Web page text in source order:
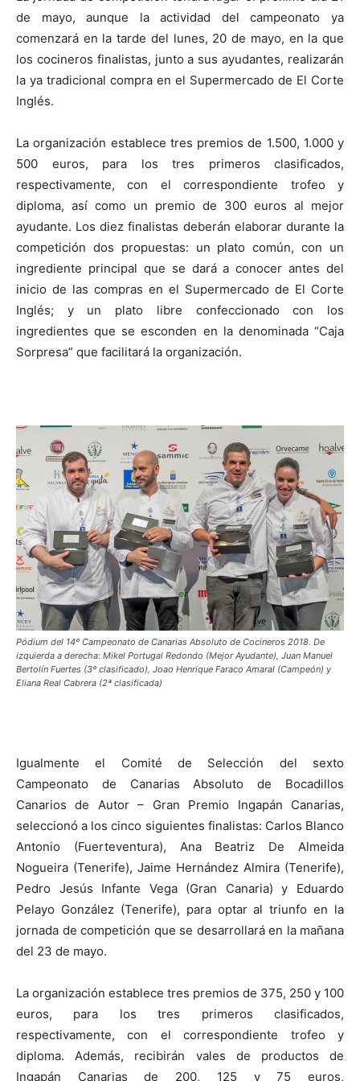
de mayo, aunque la actividad del campeonato ya
comenzará en la tarde del lunes, 20 de mayo, en la que
los cocineros finalistas, junto a sus ayudantes, realizarán
la ya tradicional compra en el Supermercado de El Corte
Inglés.
La organización establece tres premios de 1.500, 1.000 y
500 euros, para los tres primeros clasificados,
respectivamente, con el correspondiente trofeo y
diploma, así como un premio de 300 euros al mejor
ayudante. Los diez finalistas deberán elaborar durante la
competición dos propuestas: un plato común, con un
ingrediente principal que se dará a conocer antes del
inicio de las compras en el Supermercado de El Corte
Inglés; y un plato libre confeccionado con los
ingredientes que se esconden en la denominada “Caja
Sorpresa” que facilitará la organización.
Pódium del 14º Campeonato de Canarias Absoluto de Cocineros 2018. De
izquierda a derecha: Mikel Portugal Redondo (Mejor Ayudante), Juan Manuel
Bertolín Fuertes (3º clasificado), Joao Henrique Faraco Amaral (Campeón) y
Eliana Real Cabrera (2ª clasificada)
Igualmente el Comité de Selección del sexto
Campeonato de Canarias Absoluto de Bocadillos
Canarios de Autor – Gran Premio Ingapán Canarias,
seleccionó a los cinco siguientes finalistas: Carlos Blanco
Antonio (Fuerteventura), Ana Beatriz De Almeida
Nogueira (Tenerife), Jaime Hernández Almira (Tenerife),
Pedro Jesús Infante Vega (Gran Canaria) y Eduardo
Pelayo González (Tenerife), para optar al triunfo en la
jornada de competición que se desarrollará en la mañana
del 23 de mayo.
La organización establece tres premios de 375, 250 y 100
euros, para los tres primeros clasificados,
respectivamente, con el correspondiente trofeo y
diploma. Además, recibirán vales de productos de
Ingapán Canarias de 200, 125 y 75 euros,